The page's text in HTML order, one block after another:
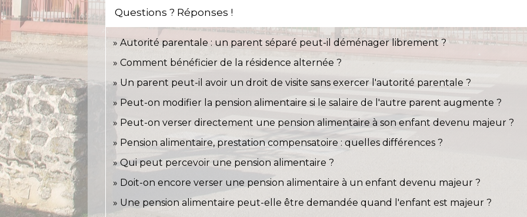
Questions ? Réponses !
Autorité parentale : un parent séparé peut-il déménager librement ?
Comment bénéficier de la résidence alternée ?
Un parent peut-il avoir un droit de visite sans exercer l'autorité parentale ?
Peut-on modifier la pension alimentaire si le salaire de l'autre parent augmente ?
Peut-on verser directement une pension alimentaire à son enfant devenu majeur ?
Pension alimentaire, prestation compensatoire : quelles différences ?
Qui peut percevoir une pension alimentaire ?
Doit-on encore verser une pension alimentaire à un enfant devenu majeur ?
Une pension alimentaire peut-elle être demandée quand l'enfant est majeur ?